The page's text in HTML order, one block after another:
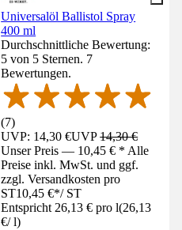
Universalöl Ballistol Spray
400 ml
Durchschnittliche Bewertung:
5 von 5 Sternen. 7
Bewertungen.
(7)
UVP: 14,30 €UVP14,30 €
Unser Preis — 10,45 € * Alle
Preise inkl. MwSt. und ggf.
zzgl. Versandkosten pro
ST10,45 €*/ ST
Entspricht 26,13 € pro l(26,13
€/ l)